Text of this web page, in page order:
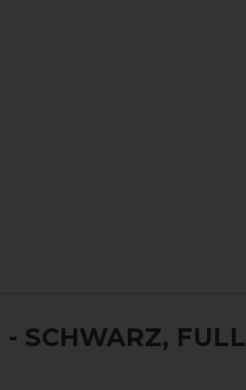
- SCHWARZ, FULL